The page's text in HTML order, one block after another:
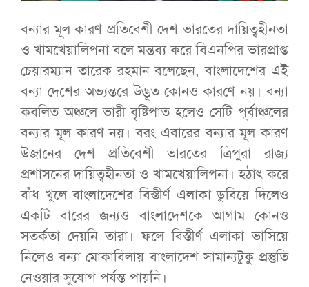
বন্যার মূল কারণ প্রতিবেশী দেশ ভারতের দায়িত্বহীনতা
ও খামখেয়ালিপনা বলে মন্তব্য করে বিএনপির ভারপ্রাপ্ত
চেয়ারম্যান তারেক রহমান বলেছেন, বাংলাদেশের এই
বন্যা দেশের অভ্যন্তরে উদ্ভূত কোনও কারণে নয়। বন্যা
কবলিত অঞ্চলে ভারী বৃষ্টিপাত হলেও সেটি পূর্বাঞ্চলের
বন্যার মূল কারণ নয়। বরং এবারের বন্যার মূল কারণ
উজানের দেশ প্রতিবেশী ভারতের ত্রিপুরা রাজ্য
প্রশাসনের দায়িত্বহীনতা ও খামখেয়ালিপনা। হঠাৎ করে
বাঁধ খুলে বাংলাদেশের বিস্তীর্ণ এলাকা ডুবিয়ে দিলেও
একটি বারের জন্যও বাংলাদেশকে আগাম কোনও
সতর্কতা দেয়নি তারা। ফলে বিস্তীর্ণ এলাকা ভাসিয়ে
নিলেও বন্যা মোকাবিলায় বাংলাদেশ সামান্যটুকু প্রস্তুতি
নেওয়ার সুযোগ পর্যন্ত পায়নি।